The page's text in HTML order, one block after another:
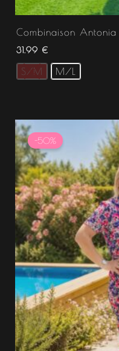
Combinaison Antonia
31.99 €
S/M M/L
-50%
prix
initial
31.99 €.
actuel
est :
15.99 €.